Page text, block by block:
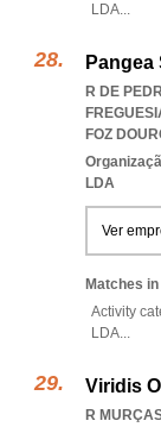
LDA...
R DE
FOZ
LDA
Ver
Matches
Activity
LDA...
Viridis
R